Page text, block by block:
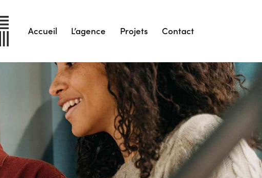
Accueil L’agence Projets Contact